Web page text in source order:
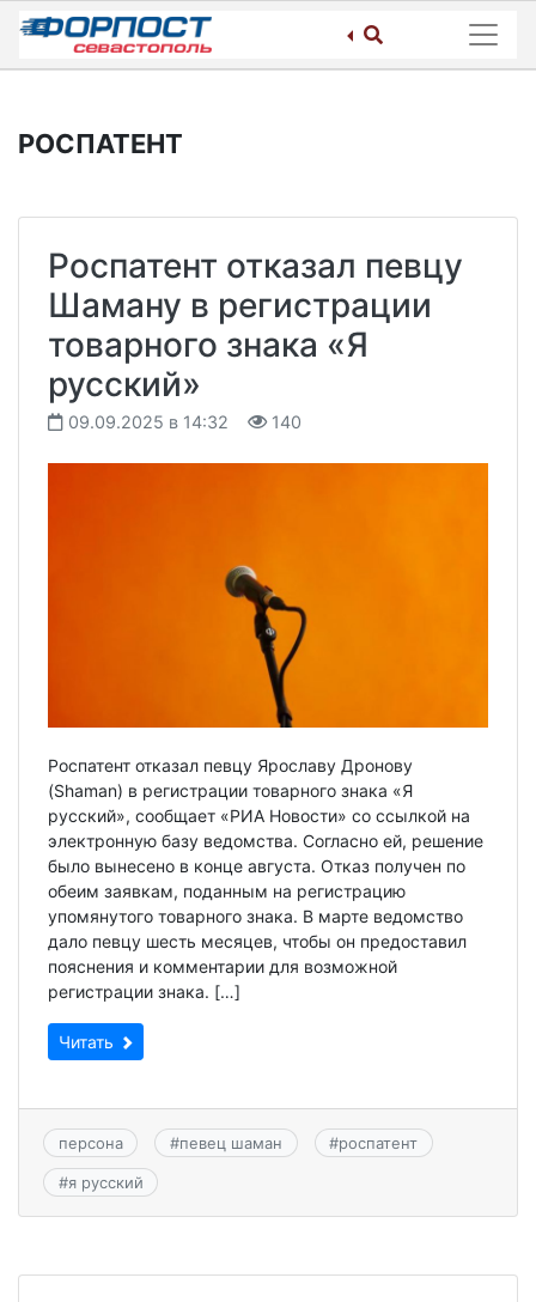
Skip
content
РОСПАТЕНТ
Роспатент отказал певцу
Шаману в регистрации
товарного знака «Я
русский»
09.09.2025 в 14:32 140
Роспатент отказал певцу Ярославу Дронову
(Shaman) в регистрации товарного знака «Я
русский», сообщает «РИА Новости» со ссылкой на
электронную базу ведомства. Согласно ей, решение
было вынесено в конце августа. Отказ получен по
обеим заявкам, поданным на регистрацию
упомянутого товарного знака. В марте ведомство
дало певцу шесть месяцев, чтобы он предоставил
пояснения и комментарии для возможной
регистрации знака. […]
Читать
персона #певец шаман #роспатент
#я русский